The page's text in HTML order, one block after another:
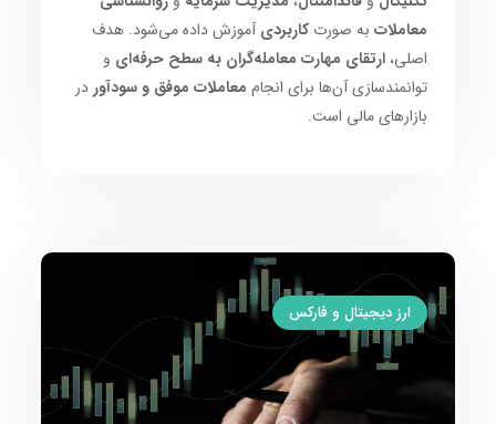
معاملات به صورتکاربردیآموزش داده می‌شود. هدف
اصلی،ارتقای مهارت معامله‌گران به سطح حرفه‌ای و
توانمندسازی آن‌ها برای انجام معاملات موفق و سودآور در
بازارهای مالی است.
ارز دیجیتال و فارکس